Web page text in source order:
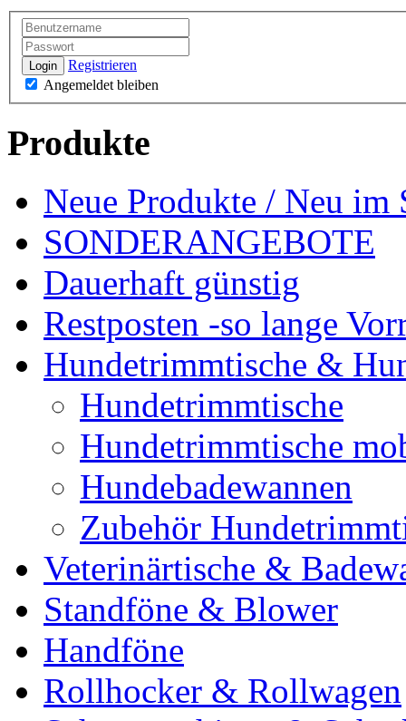
Login
Registrieren
Angemeldet bleiben
Produkte
Neue Produkte / Neu im
SONDERANGEBOTE
Dauerhaft günstig
Restposten -so lange
Hundetrimmtische &
Hundetrimmtische
Hundetrimmtische
Hundebadewannen
Zubehör
Veterinärtische &
Standföne & Blower
Handföne
Rollhocker & Rollwagen